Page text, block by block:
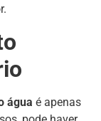
água é apenas